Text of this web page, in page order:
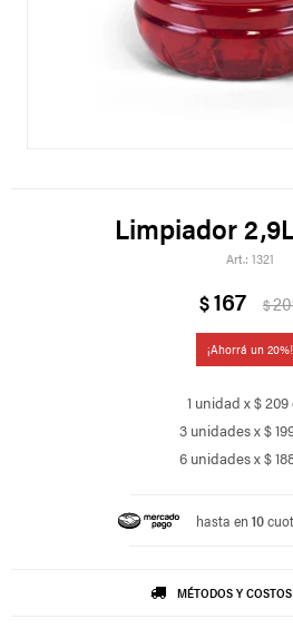
Limpiador
1321
$167 $
20
1 unidad x $
3 unidades x $
6 unidades x $
hasta en 10
MÉTODOS Y